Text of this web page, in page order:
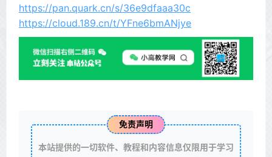
https://pan.quark.cn/s/36e9dfaaa30c
https://cloud.189.cn/t/YFne6bmANjye
免责声明
本站提供的一切软件、教程和内容信息仅限用于学习